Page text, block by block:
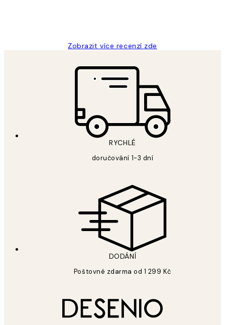
Zobrazit více recenzí zde
RYCHLÉ
doručování 1-3 dní
DODÁNÍ
Poštovné zdarma od 1 299 Kč